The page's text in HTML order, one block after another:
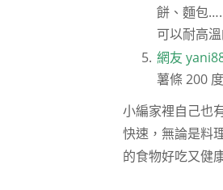
餅、麵包
可以耐高
網友
薯條 200
小編家裡自己也
快速，無論是料
的食物好吃又健